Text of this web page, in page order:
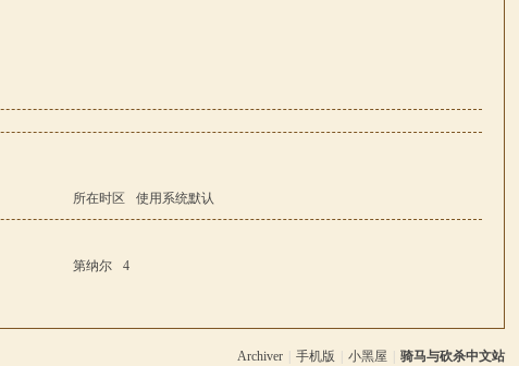
所在时区 使用系统默认
第纳尔
4
Archiver 手机版 小黑屋 骑马与砍杀中文站